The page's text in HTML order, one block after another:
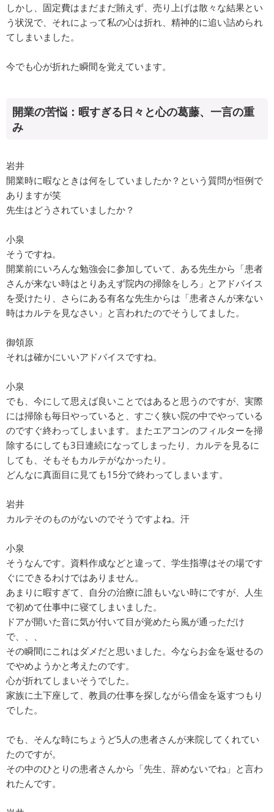
しかし、固定費はまだまだ賄えず、売り上げは散々な結果とい
う状況で、それによって私の心は折れ、精神的に追い詰められ
てしまいました。
今でも心が折れた瞬間を覚えています。
開業の苦悩：暇すぎる日々と心の葛藤、一言の重
み
岩井
開業時に暇なときは何をしていましたか？という質問が恒例で
ありますが笑
先生はどうされていましたか？
小泉
そうですね。
開業前にいろんな勉強会に参加していて、ある先生から「患者
さんが来ない時はとりあえず院内の掃除をしろ」とアドバイス
を受けたり、さらにある有名な先生からは「患者さんが来ない
時はカルテを見なさい」と言われたのでそうしてました。
御領原
それは確かにいいアドバイスですね。
小泉
でも、今にして思えば良いことではあると思うのですが、実際
には掃除も毎日やっていると、すごく狭い院の中でやっている
のですぐ終わってしまいます。またエアコンのフィルターを掃
除するにしても3日連続になってしまったり、カルテを見るに
しても、そもそもカルテがなかったり。
どんなに真面目に見ても15分で終わってしまいます。
岩井
カルテそのものがないのでそうですよね。汗
小泉
そうなんです。資料作成などと違って、学生指導はその場です
ぐにできるわけではありません。
あまりに暇すぎて、自分の治療に誰もいない時にですが、人生
で初めて仕事中に寝てしまいました。
ドアが開いた音に気が付いて目が覚めたら風が通っただけ
で、、、
その瞬間にこれはダメだと思いました。今ならお金を返せるの
でやめようかと考えたのです。
心が折れてしまいそうでした。
家族に土下座して、教員の仕事を探しながら借金を返すつもり
でした。
でも、そんな時にちょうど5人の患者さんが来院してくれてい
たのですが。
その中のひとりの患者さんから「先生、辞めないでね」と言わ
れたんです。